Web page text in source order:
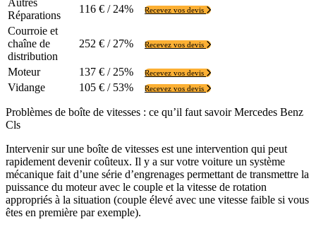
Autres
Réparations
116 € / 24% Recevez vos devis
Courroie et
chaîne de
distribution
252 € / 27% Recevez vos devis
Moteur 137 € / 25% Recevez vos devis
Vidange 105 € / 53% Recevez vos devis
Problèmes de boîte de vitesses : ce qu’il faut savoir Mercedes Benz
Cls
Intervenir sur une boîte de vitesses est une intervention qui peut
rapidement devenir coûteux. Il y a sur votre voiture un système
mécanique fait d’une série d’engrenages permettant de transmettre la
puissance du moteur avec le couple et la vitesse de rotation
appropriés à la situation (couple élevé avec une vitesse faible si vous
êtes en première par exemple).